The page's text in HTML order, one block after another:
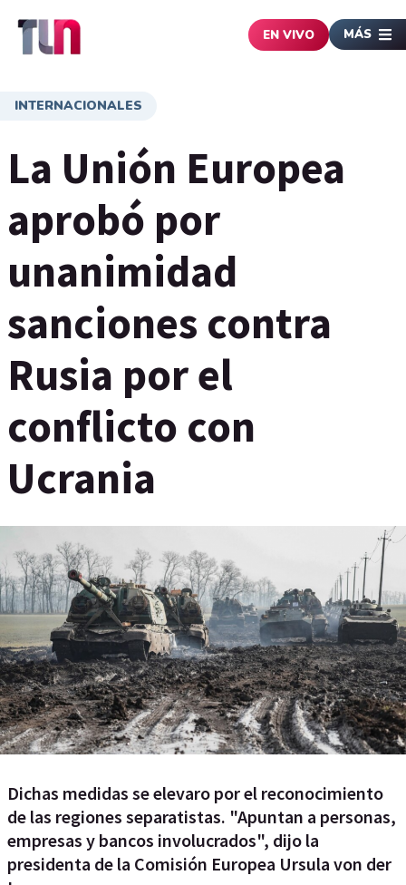
EN VIVO MÁS
INTERNACIONALES
La Unión Europea
aprobó por
unanimidad
sanciones contra
Rusia por el
conflicto con
Ucrania
Dichas medidas se elevaro por el reconocimiento
de las regiones separatistas. "Apuntan a personas,
empresas y bancos involucrados", dijo la
presidenta de la Comisión Europea Ursula von der